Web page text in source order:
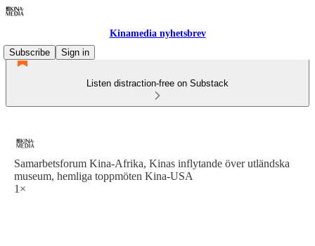
Kinamedia nyhetsbrev
Subscribe
Sign in
Listen distraction-free on Substack
Samarbetsforum Kina-Afrika, Kinas inflytande över utländska
museum, hemliga toppmöten Kina-USA
1×